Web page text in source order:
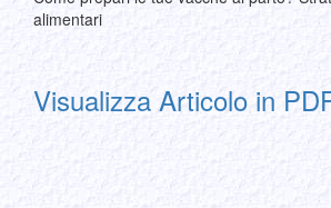
alimentari
Visualizza Articolo in